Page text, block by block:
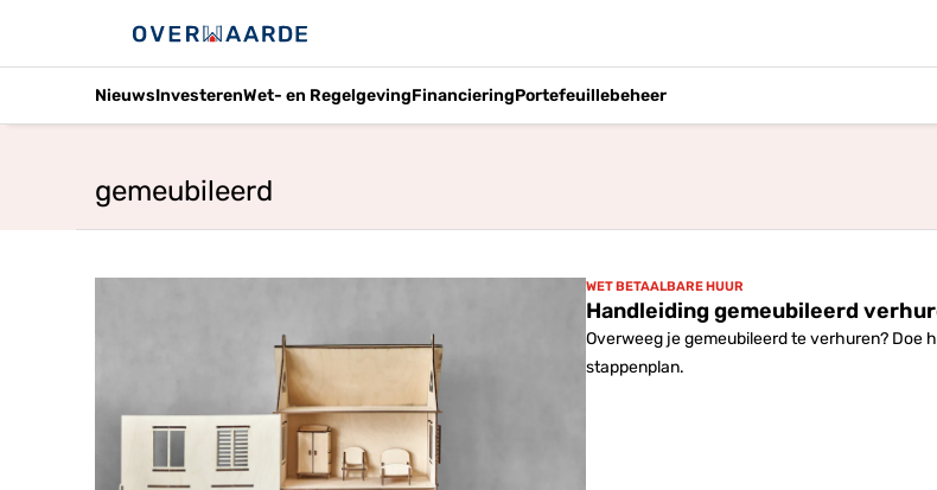
NieuwsInvesterenWet- en RegelgevingFinancieringPortefeuillebeheer
gemeubileerd
WET BETAALBARE HUUR
Handleiding gemeubileerd
Overweeg je gemeubileerd te verhuren? Doe
stappenplan.